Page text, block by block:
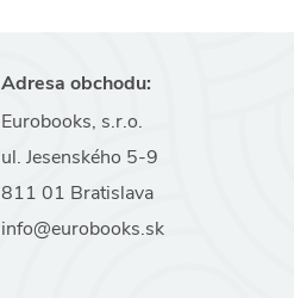
Adresa obchodu:
Eurobooks, s.r.o.
ul. Jesenského 5-9
811 01 Bratislava
info@eurobooks.sk